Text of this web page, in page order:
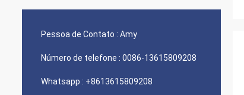
Pessoa de Contato : Amy
Número de telefone : 0086-13615809208
Whatsapp : +8613615809208